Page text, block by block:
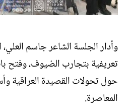
وأدار الجلسة الشاعر جاسم
تعريفية بتجارب الضيوف، وفتح
حول تحولات القصيدة العراقية
المعاصرة.